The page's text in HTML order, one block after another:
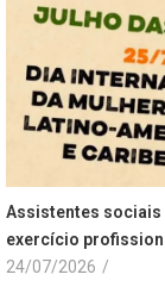
Assistentes
exercício
24/07/2026 /